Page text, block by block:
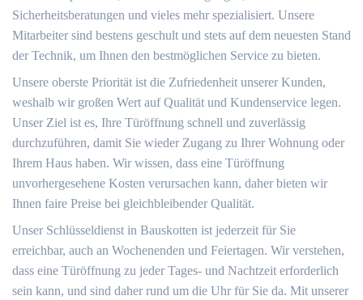
Sicherheitsberatungen und vieles mehr spezialisiert. Unsere
Mitarbeiter sind bestens geschult und stets auf dem neuesten Stand
der Technik, um Ihnen den bestmöglichen Service zu bieten.
Unsere oberste Priorität ist die Zufriedenheit unserer Kunden,
weshalb wir großen Wert auf Qualität und Kundenservice legen.
Unser Ziel ist es, Ihre Türöffnung schnell und zuverlässig
durchzuführen, damit Sie wieder Zugang zu Ihrer Wohnung oder
Ihrem Haus haben. Wir wissen, dass eine Türöffnung
unvorhergesehene Kosten verursachen kann, daher bieten wir
Ihnen faire Preise bei gleichbleibender Qualität.
Unser Schlüsseldienst in Bauskotten ist jederzeit für Sie
erreichbar, auch an Wochenenden und Feiertagen. Wir verstehen,
dass eine Türöffnung zu jeder Tages- und Nachtzeit erforderlich
sein kann, und sind daher rund um die Uhr für Sie da. Mit unserer